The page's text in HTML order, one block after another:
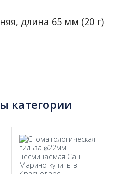
длина 65 мм (20 г)
категории